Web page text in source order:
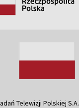
Telewizji Polskiej